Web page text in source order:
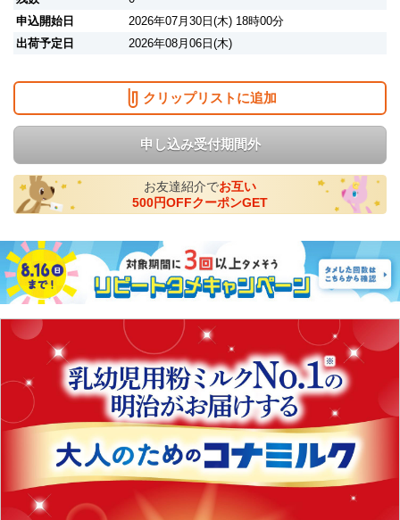
申込開始日
2026年07月30日(木) 18時00分
出荷予定日
2026年08月06日(木)
クリップリストに追加
申し込み受付期間外
お友達紹介でお互い
500円OFFクーポンGET